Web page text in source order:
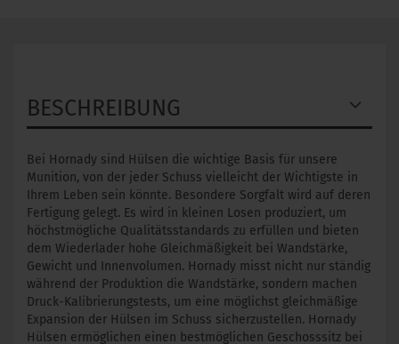
BESCHREIBUNG
Bei Hornady sind Hülsen die wichtige Basis für unsere
Munition, von der jeder Schuss vielleicht der Wichtigste in
Ihrem Leben sein könnte. Besondere Sorgfalt wird auf deren
Fertigung gelegt. Es wird in kleinen Losen produziert, um
höchstmögliche Qualitätsstandards zu erfüllen und bieten
dem Wiederlader hohe Gleichmäßigkeit bei Wandstärke,
Gewicht und Innenvolumen. Hornady misst nicht nur ständig
während der Produktion die Wandstärke, sondern machen
Druck-Kalibrierungstests, um eine möglichst gleichmäßige
Expansion der Hülsen im Schuss sicherzustellen. Hornady
Hülsen ermöglichen einen bestmöglichen Geschosssitz bei